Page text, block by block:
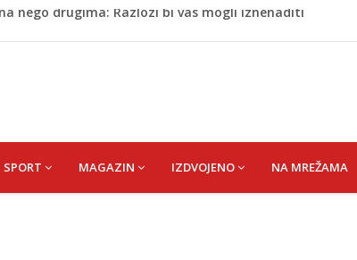
su odabrali drugu reprezentaciju onda bi "birali", a ne
Vatrogasci nadljudskim naporima spriječili veću
nego drugima: Razlozi bi vas mogli iznenaditi
SPORT MAGAZIN IZDVOJENO NA MREŽAMA